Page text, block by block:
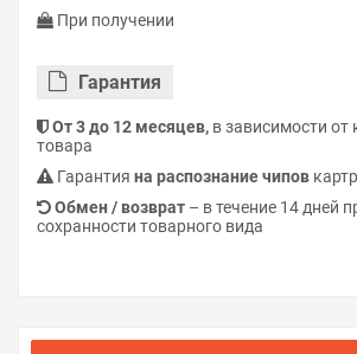
При получении
Гарантия
От 3 до 12 месяцев, в зависимости от
товара
Гарантия на распознание чипов
Обмен / возврат – в течение 14 дней
сохранности товарного вида